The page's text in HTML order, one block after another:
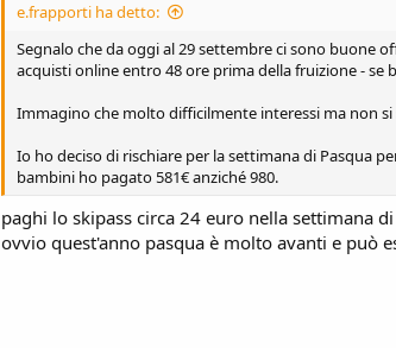
e.frapporti ha detto:
Segnalo che da oggi al 29 settembre ci sono buone
acquisti online entro 48 ore prima della fruizione - se
Immagino che molto difficilmente interessi ma non si
Io ho deciso di rischiare per la settimana di Pasqua
bambini ho pagato 581€ anziché 980.
paghi lo skipass circa 24 euro nella settimana
ovvio quest'anno pasqua è molto avanti e può